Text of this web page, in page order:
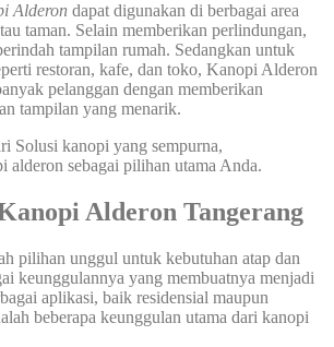
Alderon dapat digunakan di berbagai area
taman. Selain memberikan perlindungan,
tampilan rumah. Sedangkan untuk
restoran, kafe, dan toko, Kanopi Alderon
pelanggan dengan memberikan
tampilan yang menarik.
Solusi kanopi yang sempurna,
alderon sebagai pilihan utama Anda.
Alderon Tangerang
pilihan unggul untuk kebutuhan atap dan
keunggulannya yang membuatnya menjadi
aplikasi, baik residensial maupun
beberapa keunggulan utama dari kanopi